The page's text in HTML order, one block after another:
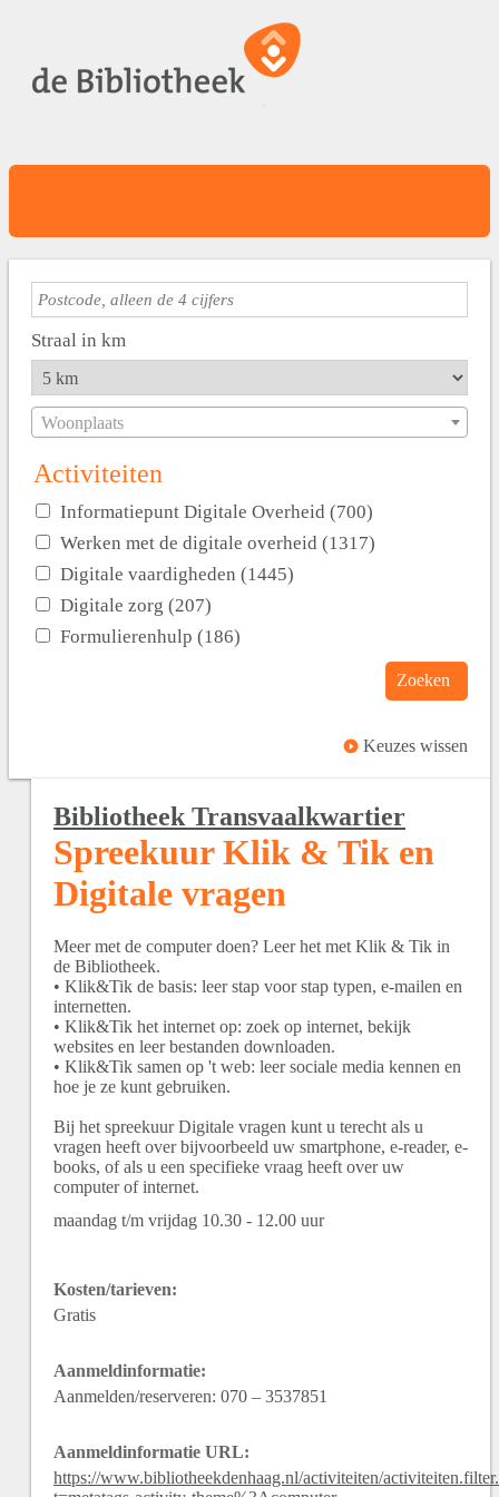
Straal in km
Woonplaats
Activiteiten
Informatiepunt Digitale Overheid (700)
Werken met de digitale overheid (1317)
Digitale vaardigheden (1445)
Digitale zorg (207)
Formulierenhulp (186)
Zoeken
Keuzes wissen
Bibliotheek Transvaalkwartier
Spreekuur Klik & Tik en
Digitale vragen
Meer met de computer doen? Leer het met Klik & Tik in
de Bibliotheek.
• Klik&Tik de basis: leer stap voor stap typen, e-mailen en
internetten.
• Klik&Tik het internet op: zoek op internet, bekijk
websites en leer bestanden downloaden.
• Klik&Tik samen op 't web: leer sociale media kennen en
hoe je ze kunt gebruiken.
Bij het spreekuur Digitale vragen kunt u terecht als u
vragen heeft over bijvoorbeeld uw smartphone, e-reader, e-
books, of als u een specifieke vraag heeft over uw
computer of internet.
maandag t/m vrijdag 10.30 - 12.00 uur
Kosten/tarieven:
Gratis
Aanmeldinformatie:
Aanmelden/reserveren: 070 – 3537851
Aanmeldinformatie URL:
https://www.bibliotheekdenhaag.nl/activiteiten/